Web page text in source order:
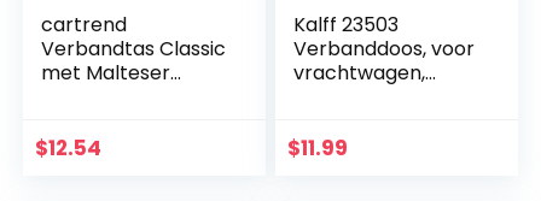
cartrend
Verbandtas Classic
met Malteser
DIN 13164, zwart
$12.54
Kalff 23503
Verbanddoos, voor
vrachtwagen,
90 x 218 x 110 mm (l
$11.99